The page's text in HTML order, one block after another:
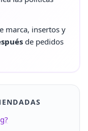
marca, insertos y
de pedidos